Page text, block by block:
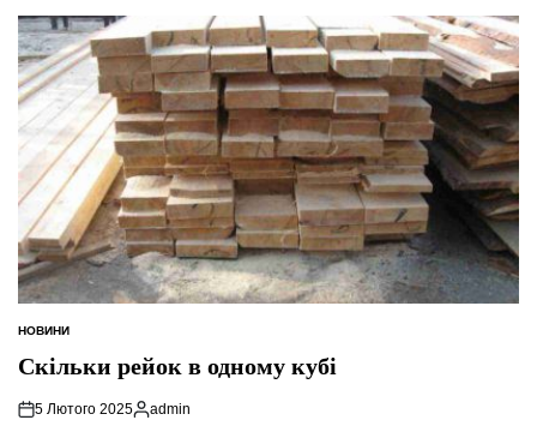
ОПУБЛІКУВАТИ
У
НОВИНИ
Скільки рейок в одному кубі
5 Лютого 2025
Опубліковано
admin